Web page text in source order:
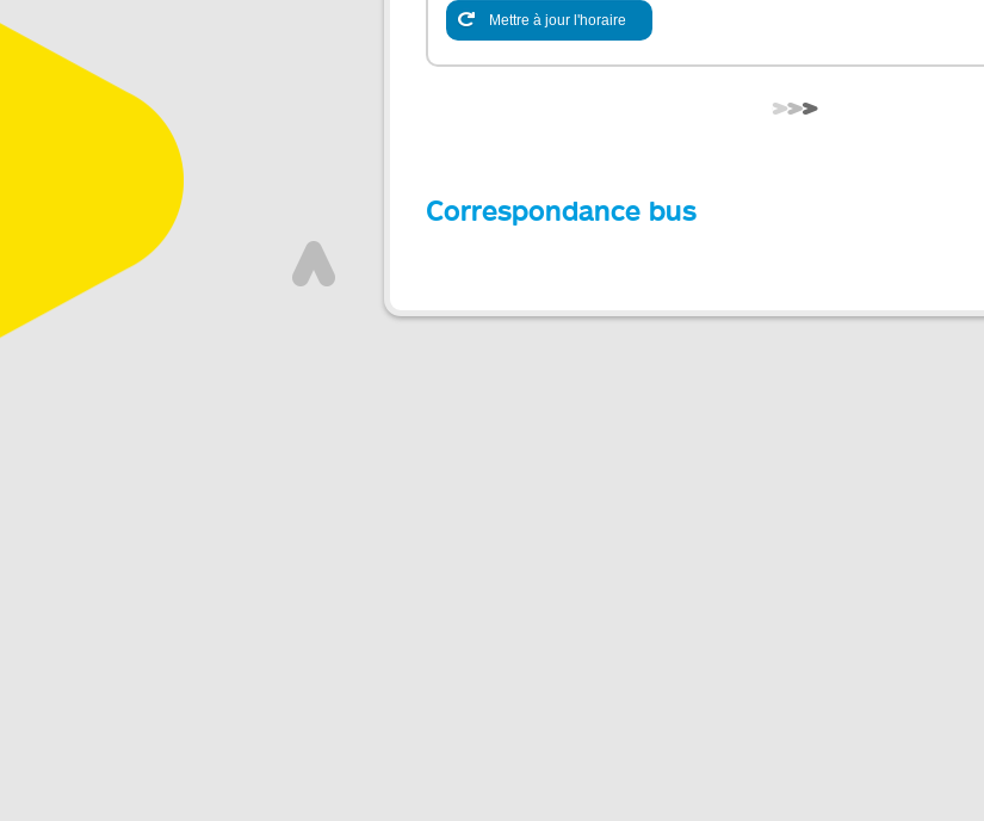
Mettre à jour l'horaire
Correspondance bus